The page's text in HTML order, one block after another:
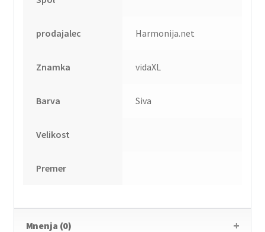
prodajalec Harmonija.net
Znamka vidaXL
Barva Siva
Velikost
Premer
Mnenja (0)